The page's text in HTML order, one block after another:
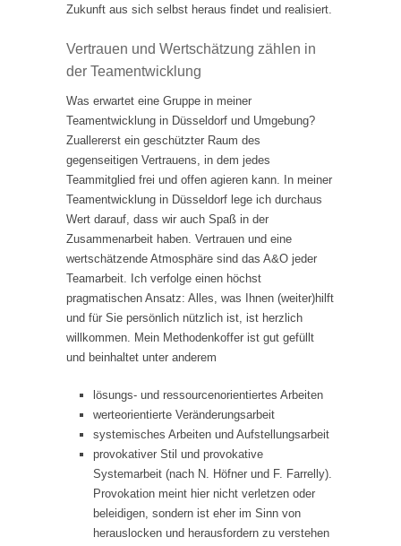
Zukunft aus sich selbst heraus findet und realisiert.
Vertrauen und Wertschätzung zählen in
der Teamentwicklung
Was erwartet eine Gruppe in meiner
Teamentwicklung in Düsseldorf und Umgebung?
Zuallererst ein geschützter Raum des
gegenseitigen Vertrauens, in dem jedes
Teammitglied frei und offen agieren kann. In meiner
Teamentwicklung in Düsseldorf lege ich durchaus
Wert darauf, dass wir auch Spaß in der
Zusammenarbeit haben. Vertrauen und eine
wertschätzende Atmosphäre sind das A&O jeder
Teamarbeit. Ich verfolge einen höchst
pragmatischen Ansatz: Alles, was Ihnen (weiter)hilft
und für Sie persönlich nützlich ist, ist herzlich
willkommen. Mein Methodenkoffer ist gut gefüllt
und beinhaltet unter anderem
lösungs- und ressourcenorientiertes Arbeiten
werteorientierte Veränderungsarbeit
systemisches Arbeiten und Aufstellungsarbeit
provokativer Stil und provokative
Systemarbeit (nach N. Höfner und F. Farrelly).
Provokation meint hier nicht verletzen oder
beleidigen, sondern ist eher im Sinn von
herauslocken und herausfordern zu verstehen